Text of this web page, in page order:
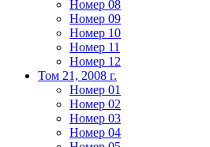
Номер 08
Номер 09
Номер 10
Номер 11
Номер 12
Том 21, 2008 г.
Номер 01
Номер 02
Номер 03
Номер 04